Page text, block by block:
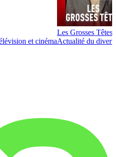
et cinéma
Les Grosses Têtes
Actualité du